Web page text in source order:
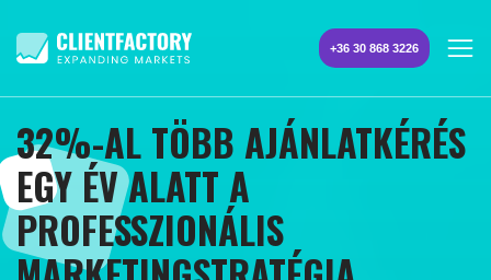
+36 30 868 3226
32%-AL TÖBB AJÁNLATKÉRÉS
EGY ÉV ALATT A
PROFESSZIONÁLIS